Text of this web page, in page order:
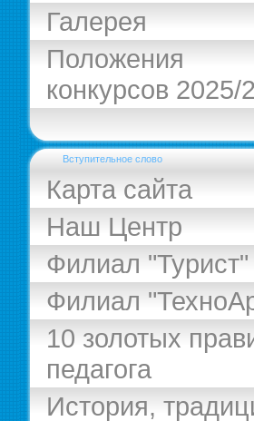
Галерея
Положения
конкурсов 2025/
Вступительное слово
Карта сайта
Наш Центр
Филиал "Турист"
Филиал
10 золотых
педагога
История,